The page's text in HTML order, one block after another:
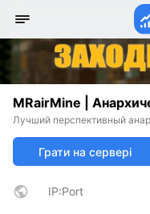
MRairMine |
Лучший перспективный
Грати на сервері
IP:Port